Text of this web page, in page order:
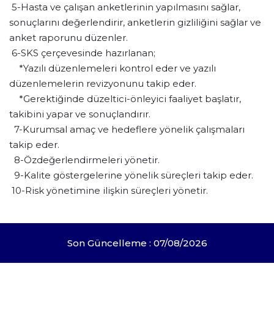
5-Hasta ve çalışan anketlerinin yapılmasını sağlar,
sonuçlarını değerlendirir, anketlerin gizliliğini sağlar ve
anket raporunu düzenler.
6-SKS çerçevesinde hazırlanan;
*Yazılı düzenlemeleri kontrol eder ve yazılı
düzenlemelerin revizyonunu takip eder.
*Gerektiğinde düzeltici-önleyici faaliyet başlatır,
takibini yapar ve sonuçlandırır.
7-Kurumsal amaç ve hedeflere yönelik çalışmaları
takip eder.
8-Özdeğerlendirmeleri yönetir.
9-Kalite göstergelerine yönelik süreçleri takip eder.
10-Risk yönetimine ilişkin süreçleri yönetir.
Son Güncelleme : 07/08/2026